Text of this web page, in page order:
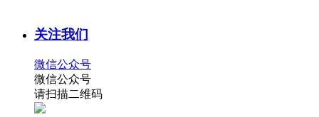
关注我们
微信公众号
微信公众号
请扫描二维码